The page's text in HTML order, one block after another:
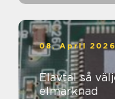
08. April 2026
Elavtal så väljer du smart i en rörlig
elmarknad